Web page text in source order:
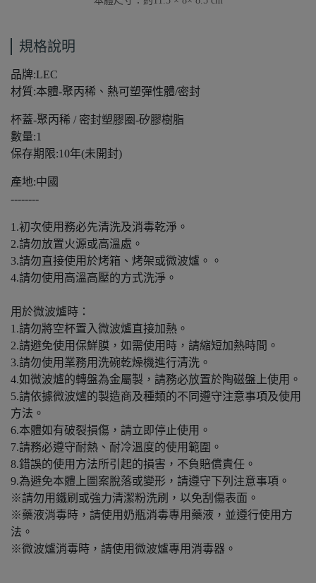
規格說明
品牌:LEC
材質:本體-聚丙稀、熱可塑彈性體/密封
杯蓋-聚丙稀 / 密封塑膠圈-矽膠樹脂
數量:1
保存期限:10年(未開封)
產地:中國
--------
1.初次使用務必先清洗及消毒乾淨。
2.請勿放置火源或高溫處。
3.請勿直接使用於烤箱、烤架或微波爐。。
4.請勿使用高溫高壓的方式洗淨。
用於微波爐時：
1.請勿將空杯置入微波爐直接加熱。
2.請避免使用保鮮膜，如需使用時，請縮短加熱時間。
3.請勿使用業務用洗碗乾燥機進行清洗。
4.如微波爐的轉盤為金屬製，請務必放置於陶磁盤上使用。
5.請依據微波爐的製造商及種類的不同遵守注意事項及使用
方法。
6.本體如有破裂損傷，請立即停止使用。
7.請務必遵守耐熱、耐冷溫度的使用範圍。
8.錯誤的使用方法所引起的損害，不負賠償責任。
9.為避免本體上圖案脫落或變形，請遵守下列注意事項。
※請勿用鐵刷或強力清潔粉洗刷，以免刮傷表面。
※藥液消毒時，請使用奶瓶消毒專用藥液，並遵行使用方
法。
※微波爐消毒時，請使用微波爐專用消毒器。